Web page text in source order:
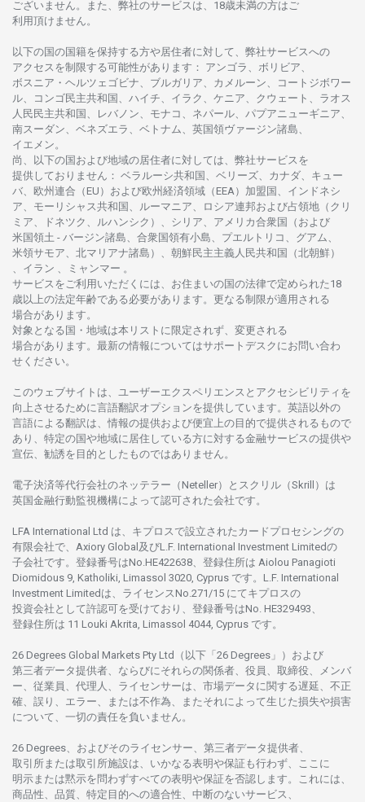
ございません。
また、 弊社のサービスは、18歳未満の方は ご
利用頂けません 。
以下の国の国籍を保持する方や居住者に対して、 弊社サービスへの
アクセスを制限する可能性があります ： アンゴラ、ボリビア、
ボスニア ・ ヘルツェゴビナ、ブルガリア、カメルーン、コートジボワー
ル、
コンゴ民主共和国、ハイチ、イラク、ケニア、クウェート、 ラオス
人民民主共和国、レバノン、モナコ、ネパール、パプアニューギニア、
南スーダン、ベネズエラ、ベトナム、 英国領ヴァージン諸島、
イエメン。
尚、 以下の国および地域の居住者に対しては、 弊社サービスを
提供しておりません ： ベラルーシ共和国、ベリーズ、カナダ、キュー
バ、 欧州連合 （EU） および欧州経済領域 （EEA）加盟国、インドネシ
ア、 モーリシャス共和国、ルーマニア、 ロシア連邦および占領地 （クリ
ミア、ドネツク、ルハンシク）、シリア、 アメリカ合衆国 （および
米国領土 - バージン諸島、合衆国領有小島、プエルトリコ、グアム、
米領サモア、 北マリアナ諸島）、 朝鮮民主主義人民共和国 （北朝鮮）
、イラン 、ミャンマー 。
サービスを ご利用いただくには、お住まいの国の法律で定められた 18
歳以上の法定年齢である必要があります。 更なる制限が適用さ れる
場合があります。
対象となる国 ・ 地域は本 リストに限定さ れず、 変更さ れる
場合があります。 最新の情報についてはサポートデスクに お問い合わ
せくださ い。
このウェブサイトは、 ユーザーエクスペリエンスと アクセシビリティを
向上さ せるために言語翻訳オプションを提供しています。 英語以外の
言語に よる翻訳は、 情報の提供および便宜上の目的で提供さ れるもので
あり、 特定の国や地域に 居住している方に対する金融サービスの提供や
宣伝、 勧誘を 目的としたものではありません。
電子決済等代行会社のネッテラー （Neteller）と スクリル （Skrill）は
英国金融行動監視機構に よって認可さ れた会社です。
LFA International Ltd は、 キプロスで設立さ れた カードプロセシングの
有限会社で、Axiory Global及びL.F. International Investment Limitedの
子会社です。 登録番号はNo.HE422638、 登録住所は Aiolou Panagioti
Diomidous 9, Katholiki, Limassol 3020, Cyprus です。L.F. International
Investment Limitedは、 ライセンスNo.271/15 にてキプロスの
投資会社として許認可を受けており、 登録番号はNo. HE329493、
登録住所は 11 Louki Akrita, Limassol 4044, Cyprus です。
26 Degrees Global Markets Pty Ltd（以下「26 Degrees」） および
第三者データ提供者、ならびにそれらの関係者、役員、取締役、メンバ
ー、従業員、代理人、ライセンサーは、 市場データに関する遅延、不正
確、誤り、エラー、
または不作為、 またそれに よって生じた損失や損害
について、 一切の責任を負いません。
26 Degrees、 およびそのライセンサー、 第三者データ提供者、
取引所または取引所施設は、いかなる表明や保証も行わず、
ここに
明示または黙示を問わずすべての表明や保証を否認し ます。
これには、
商品性、品質、 特定目的への適合性、 中断のないサービス、